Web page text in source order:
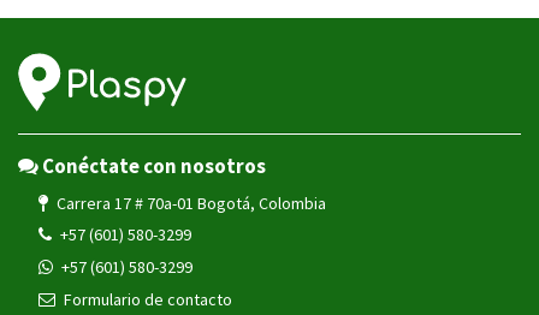
Conéctate con nosotros
Carrera 17 # 70a-01 Bogotá, Colombia
+57 (601) 580-3299
+57 (601) 580-3299
Formulario de contacto